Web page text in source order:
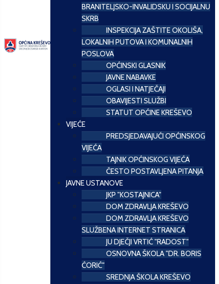
BRANITELJSKO-INVALIDSKU I SOCIJALNU
SKRB
INSPEKCIJA ZAŠTITE OKOLIŠA,
LOKALNIH PUTOVA I KOMUNALNIH
POSLOVA
OPĆINSKI GLASNIK
JAVNE NABAVKE
OGLASI I NATJEČAJI
OBAVIJESTI SLUŽBI
STATUT OPĆINE KREŠEVO
VIJEĆE
PREDSJEDAVAJUĆI OPĆINSKOG
VIJEĆA
TAJNIK OPĆINSKOG VIJEĆA
ČESTO POSTAVLJENA PITANJA
JAVNE USTANOVE
JKP "KOSTAJNICA"
DOM ZDRAVLJA KREŠEVO
DOM ZDRAVLJA KREŠEVO
SLUŽBENA INTERNET STRANICA
JU DJEČJI VRTIĆ "RADOST"
OSNOVNA ŠKOLA "DR. BORIS
ĆORIĆ"
SREDNJA ŠKOLA KREŠEVO